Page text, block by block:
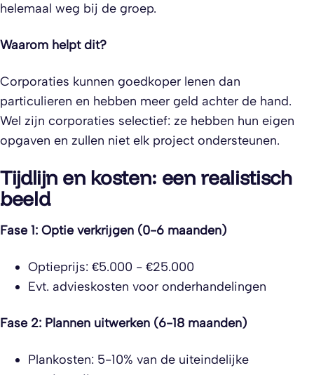
helemaal weg bij de groep.
Waarom helpt dit?
Corporaties kunnen goedkoper lenen dan
particulieren en hebben meer geld achter de hand.
Wel zijn corporaties selectief: ze hebben hun eigen
opgaven en zullen niet elk project ondersteunen.
Tijdlijn en kosten: een realistisch
beeld
Fase 1: Optie verkrijgen (0-6 maanden)
Optieprijs: €5.000 - €25.000
Evt. advieskosten voor onderhandelingen
Fase 2: Plannen uitwerken (6-18 maanden)
Plankosten: 5-10% van de uiteindelijke